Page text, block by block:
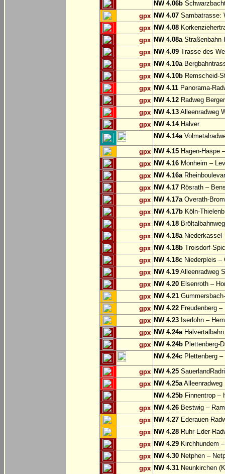
NW 4.06b
gpx NW 4.07 Sambatrasse:
gpx NW 4.08
gpx NW 4.08aStraßenbahn
gpx NW 4.09 Trasse des
gpx NW 4.10a
gpx NW 4.10b Remscheid-
gpx NW 4.11 Panorama-
gpx NW 4.12 Radweg
gpx NW 4.13 Alleenradweg
gpx NW 4.14Halver
NW 4.14a
gpx NW 4.15 Hagen-Haspe
gpx NW 4.16 Monheim –
gpx NW 4.16a
gpx NW 4.17 Rösrath –
gpx NW 4.17aOverath-
gpx NW 4.17b Köln-
gpx NW 4.18
gpx NW 4.18aNiederkassel
gpx NW 4.18b Troisdorf-
gpx NW 4.18c Niederpleis –
gpx NW 4.19 Alleenradweg
gpx NW 4.20 Elsenroth –
gpx NW 4.21
gpx NW 4.22 Freudenberg
gpx NW 4.23 Iserlohn –
gpx NW 4.24a
gpx NW 4.24b Plettenberg-
NW 4.24c Plettenberg
gpx NW 4.25
gpx NW 4.25aAlleenradweg
NW 4.25b Finnentrop –
gpx NW 4.26 Bestwig –
gpx NW 4.27 Ederauen-
gpx NW 4.28 Ruhr-Eder-
gpx NW 4.29 Kirchhundem
gpx NW 4.30 Netphen –
gpx NW 4.31 Neunkirchen